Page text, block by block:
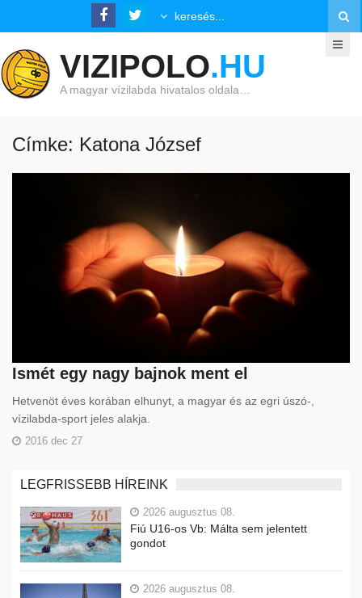
VIZIPOLO.HU
A magyar vízilabda hivatalos oldala…
Címke: Katona József
Ismét egy nagy bajnok ment el
Hetvenöt éves korában elhunyt, a magyar és az egri úszó-,
vízilabda-sport jeles alakja.
2016 dec 27
LEGFRISSEBB HÍREINK
2026 augusztus 08.
Fiú U16-os Vb: Málta sem jelentett
gondot
2026 augusztus 08.